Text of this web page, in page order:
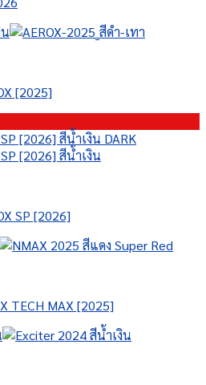
[2025]
SP [2026]
TECH MAX [2025]